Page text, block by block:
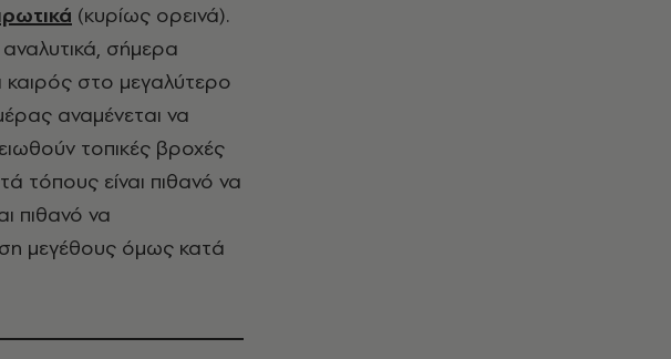
(κυρίως ορεινά).
αναλυτικά, σήμερα
καιρός στο μεγαλύτερο
αναμένεται να
τοπικές βροχές
τόπους είναι πιθανό να
πιθανό να
μεγέθους όμως κατά